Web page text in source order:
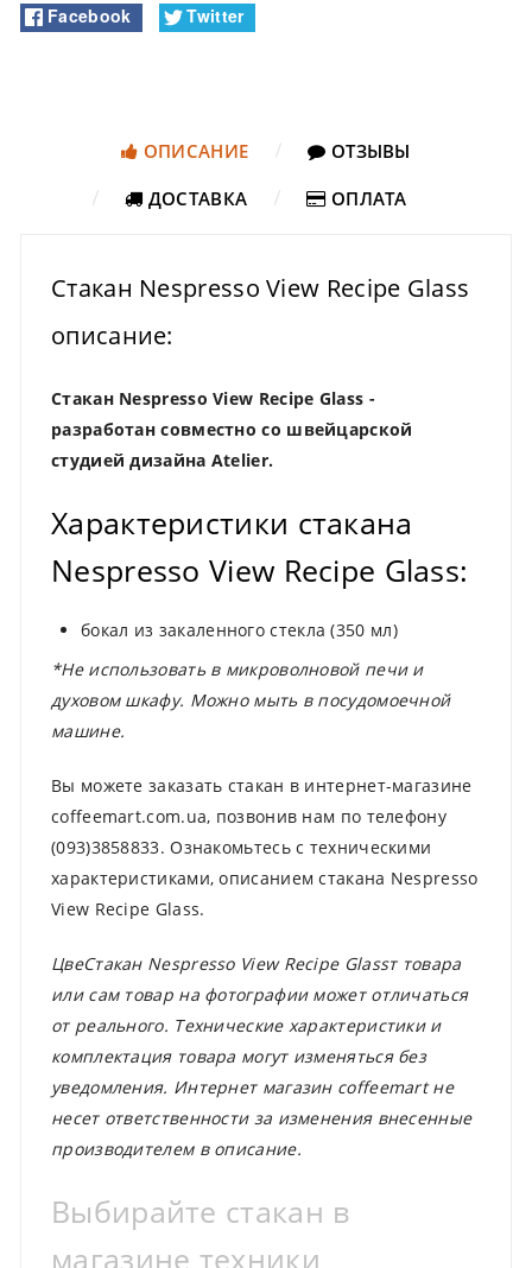
Facebook Twitter
ОПИСАНИЕ
ОТЗЫВЫ
ДОСТАВКА
ОПЛАТА
Стакан Nespresso View Recipe Glass
описание:
Стакан Nespresso View Recipe Glass -
разработан совместно со швейцарской
студией дизайна Atelier.
Характеристики стакана
Nespresso View Recipe Glass:
бокал из закаленного стекла (350 мл)
*Не использовать в микроволновой печи и
духовом шкафу. Можно мыть в посудомоечной
машине.
Вы можете заказать стакан в интернет-магазине
coffeemart.com.ua, позвонив нам по телефону
(093)3858833. Ознакомьтесь с техническими
характеристиками, описанием стакана Nespresso
View Recipe Glass.
ЦвеСтакан Nespresso View Recipe Glassт товара
или сам товар на фотографии может отличаться
от реального. Технические характеристики и
комплектация товара могут изменяться без
уведомления. Интернет магазин coffeemart не
несет ответственности за изменения внесенные
производителем в описание.
Выбирайте стакан в
магазине техники